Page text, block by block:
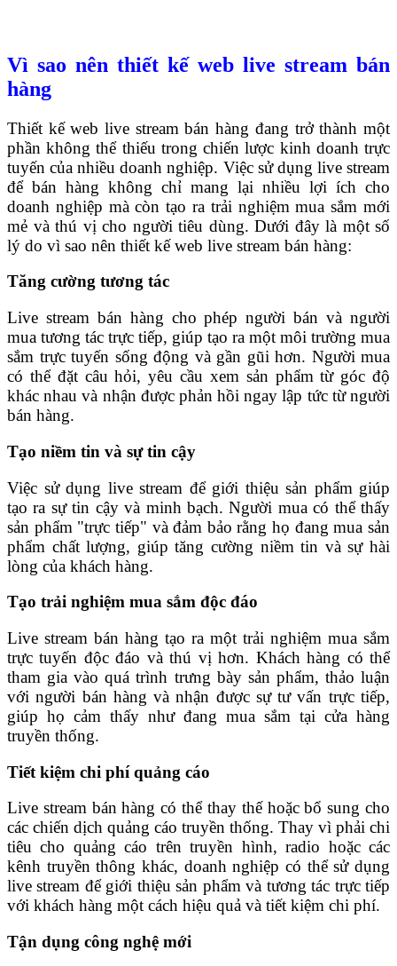
Vì sao nên thiết kế web live stream bán
hàng
Thiết kế web live stream bán hàng đang trở thành một
phần không thể thiếu trong chiến lược kinh doanh trực
tuyến của nhiều doanh nghiệp. Việc sử dụng live stream
để bán hàng không chỉ mang lại nhiều lợi ích cho
doanh nghiệp mà còn tạo ra trải nghiệm mua sắm mới
mẻ và thú vị cho người tiêu dùng. Dưới đây là một số
lý do vì sao nên thiết kế web live stream bán hàng:
Tăng cường tương tác
Live stream bán hàng cho phép người bán và người
mua tương tác trực tiếp, giúp tạo ra một môi trường mua
sắm trực tuyến sống động và gần gũi hơn. Người mua
có thể đặt câu hỏi, yêu cầu xem sản phẩm từ góc độ
khác nhau và nhận được phản hồi ngay lập tức từ người
bán hàng.
Tạo niềm tin và sự tin cậy
Việc sử dụng live stream để giới thiệu sản phẩm giúp
tạo ra sự tin cậy và minh bạch. Người mua có thể thấy
sản phẩm "trực tiếp" và đảm bảo rằng họ đang mua sản
phẩm chất lượng, giúp tăng cường niềm tin và sự hài
lòng của khách hàng.
Tạo trải nghiệm mua sắm độc đáo
Live stream bán hàng tạo ra một trải nghiệm mua sắm
trực tuyến độc đáo và thú vị hơn. Khách hàng có thể
tham gia vào quá trình trưng bày sản phẩm, thảo luận
với người bán hàng và nhận được sự tư vấn trực tiếp,
giúp họ cảm thấy như đang mua sắm tại cửa hàng
truyền thống.
Tiết kiệm chi phí quảng cáo
Live stream bán hàng có thể thay thế hoặc bổ sung cho
các chiến dịch quảng cáo truyền thống. Thay vì phải chi
tiêu cho quảng cáo trên truyền hình, radio hoặc các
kênh truyền thông khác, doanh nghiệp có thể sử dụng
live stream để giới thiệu sản phẩm và tương tác trực tiếp
với khách hàng một cách hiệu quả và tiết kiệm chi phí.
Tận dụng công nghệ mới